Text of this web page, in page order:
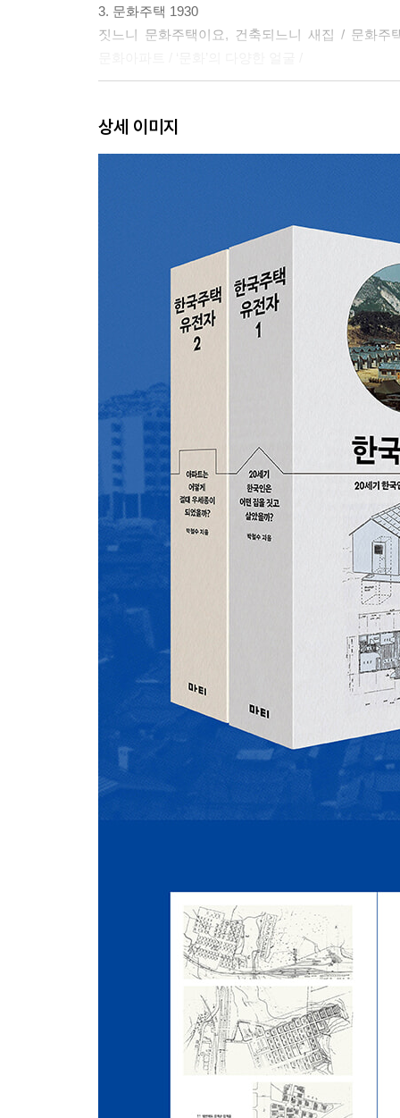
3. 문화주택 1930
짓느니 문화주택이요, 건축되느니 새집 / 문화
1920년대 일본에서의 아파트 논의와 진단 / 1930
조선주택영단의 탄생 / 영단주택=기설주택⊆공
대한주택공사 설립 이전의 영단주택
7. DH주택 1945
미군의 점령과 그 가족들의 이주 / 미군기지 안팎
8. 전재민 · 난민 주택 1946
제1의 아파트 채운장아파트 / 신당동 경성 문
한국전쟁 후 난민주택 / 전쟁고아를 위한 고아원 /
9. UNKRA주택, ICA주택 그리고 AID주택 1953
긴급 구호의 성격이 강했던 UNKRA주택 / 원조
지은 AID아파트
10. 재건주택과 희망주택 1953~1954
전후 사정이 고스란히 담긴 이름 재건주택과 후생
11. 부흥주택 1957
‘재건’과 ‘희망’ 다음엔 ‘부흥’ / 주택건설5개년
사태
12. 외인주택 1957
이태원과 한남동의 외인주택 / 부산의 외인주
힐탑외인아파트 / 야외수영장이 설치된 한강외인
서울의 풍경을 바꾼 사람들 / 공병단과 시범상가
「#3 시범상가주택 인계서」 / 서울형 건축에서
『한국주택 유전자 2』
1. 종암아파트 · 개명아파트 1958 · 1959
단지아파트의 맹아 종암아파트 / 단순 핵가족을
상세 이미지